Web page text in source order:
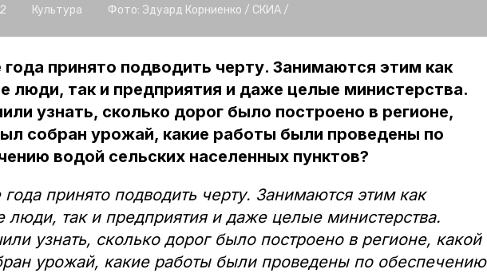
Культура Фото: Эдуард Корниенко / СКИА /
года принято подводить черту. Занимаются этим как
люди, так и предприятия и даже целые министерства.
узнать, сколько дорог было построено в регионе,
собран урожай, какие работы были проведены по
водой сельских населенных пунктов?
года принято подводить черту. Занимаются этим как
люди, так и предприятия и даже целые министерства.
узнать, сколько дорог было построено в регионе, какой
урожай, какие работы были проведены по обеспечению